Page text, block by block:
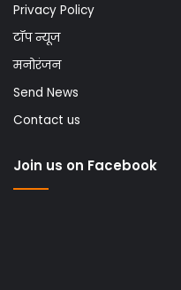
Privacy Policy
टॉप न्यूज
मनोरंजन
Send News
Contact us
Join us on Facebook